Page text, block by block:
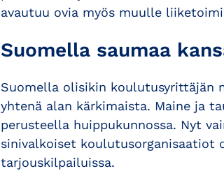
avautuu ovia myös muulle
Suomella saumaa
Suomella olisikin koulutusyrittäjän
yhtenä alan kärkimaista. Maine ja
perusteella huippukunnossa. Nyt
sinivalkoiset koulutusorganisaatiot
tarjouskilpailuissa.